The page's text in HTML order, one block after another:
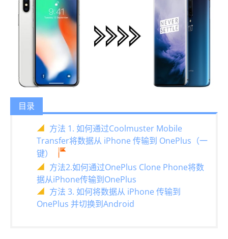
目录
方法 1. 如何通过Coolmuster Mobile
Transfer将数据从 iPhone 传输到 OnePlus（一
键）
方法2.如何通过OnePlus Clone Phone将数
据从iPhone传输到OnePlus
方法 3. 如何将数据从 iPhone 传输到
OnePlus 并切换到Android